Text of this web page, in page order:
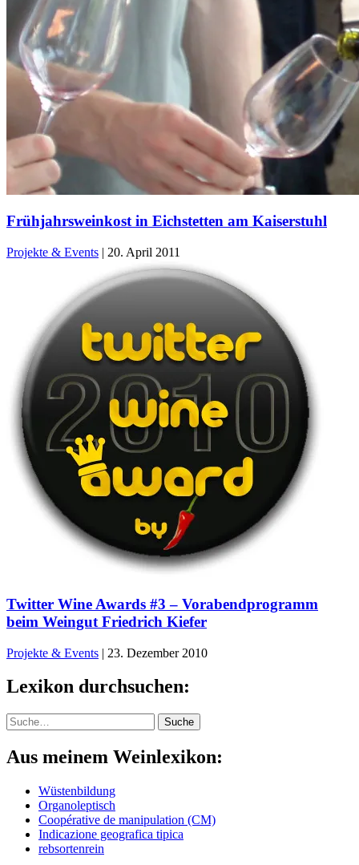
Frühjahrsweinkost in Eichstetten am Kaiserstuhl
Projekte & Events | 20. April 2011
Twitter Wine Awards #3 – Vorabendprogramm
beim Weingut Friedrich Kiefer
Projekte & Events | 23. Dezember 2010
Lexikon durchsuchen:
Suche Suche
Aus meinem Weinlexikon:
Wüstenbildung
Organoleptisch
Coopérative de manipulation (CM)
Indicazione geografica tipica
rebsortenrein